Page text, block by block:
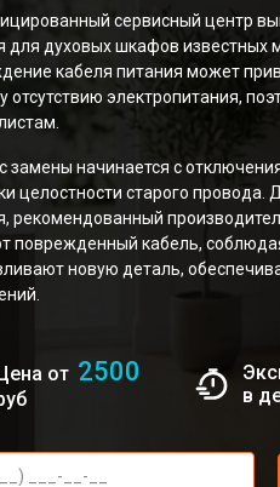
сервисный центр
для духовых шкафов известных
кабеля питания может
отсутствию электропитания,
замены начинается с
целостности старого провода.
рекомендованный
поврежденный кабель,
новую деталь,
от 2500
в